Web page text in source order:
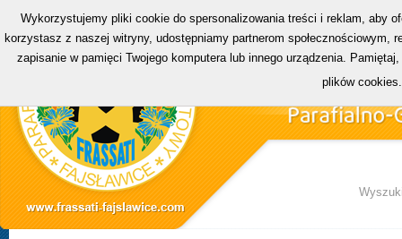
Wykorzystujemy pliki cookie do spersonalizowania treści i reklam, aby
korzystasz z naszej witryny, udostępniamy partnerom
zapisanie w pamięci Twojego komputera lub innego urządzenia.
plików